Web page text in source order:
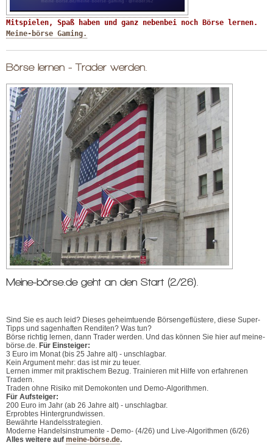
Meine-börse Gaming.
Börse lernen - Trader werden.
Meine-börse.de geht an den Start (2/26).
Sind Sie es auch leid? Dieses geheimtuende Börsengeflüstere, diese Super-
Tipps und sagenhaften Renditen? Was tun?
Börse richtig lernen, dann Trader werden. Und das können Sie hier auf meine-
börse.de. Für Einsteiger:
3 Euro im Monat (bis 25 Jahre alt) - unschlagbar.
Kein Argument mehr: das ist mir zu teuer.
Lernen immer mit praktischem Bezug. Trainieren mit Hilfe von erfahrenen
Tradern.
Traden ohne Risiko mit Demokonten und Demo-Algorithmen.
Für Aufsteiger:
200 Euro im Jahr (ab 26 Jahre alt) - unschlagbar.
Erprobtes Hintergrundwissen.
Bewährte Handelsstrategien.
Moderne Handelsinstrumente - Demo- (4/26) und Live-Algorithmen (6/26)
Alles weitere auf meine-börse.de.